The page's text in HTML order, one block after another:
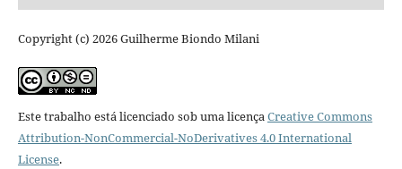
Copyright (c) 2026 Guilherme Biondo Milani
Este trabalho está licenciado sob uma licençaCreative Commons
Attribution-NonCommercial-NoDerivatives 4.0 International
License.